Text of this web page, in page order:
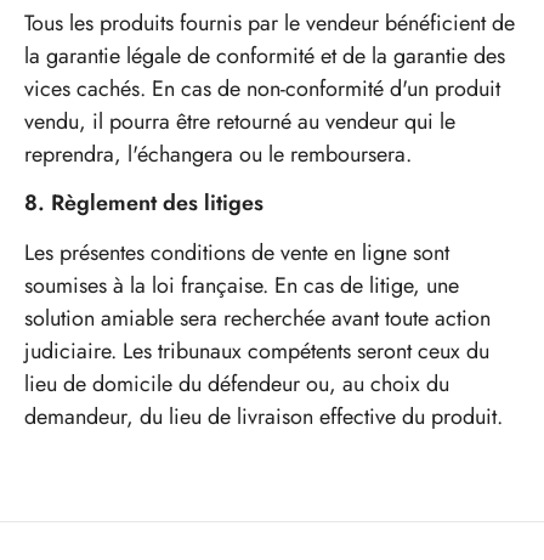
Tous les produits fournis par le vendeur bénéficient de
la garantie légale de conformité et de la garantie des
vices cachés. En cas de non-conformité d'un produit
vendu, il pourra être retourné au vendeur qui le
reprendra, l'échangera ou le remboursera.
8. Règlement des litiges
Les présentes conditions de vente en ligne sont
soumises à la loi française. En cas de litige, une
solution amiable sera recherchée avant toute action
judiciaire. Les tribunaux compétents seront ceux du
lieu de domicile du défendeur ou, au choix du
demandeur, du lieu de livraison effective du produit.